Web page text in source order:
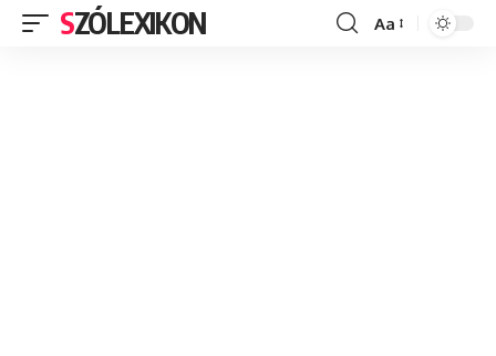
SZÓLEXIKON
Font
Aa